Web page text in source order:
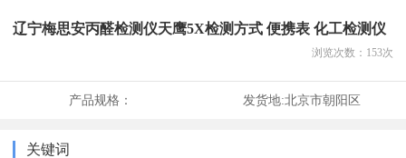
辽宁梅思安丙醛检测仪天鹰5X检测方式 便携表 化工检测仪
浏览次数： 153次
产品规格： 发货地:北京市朝阳区
关键词